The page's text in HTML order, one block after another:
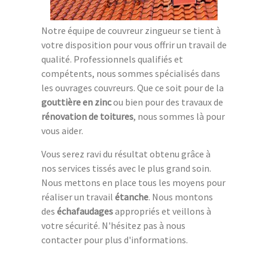
Notre équipe de couvreur zingueur se tient à
votre disposition pour vous offrir un travail de
qualité. Professionnels qualifiés et
compétents, nous sommes spécialisés dans
les ouvrages couvreurs. Que ce soit pour de la
gouttière en zincou bien pour des travaux de
rénovation de toitures, nous sommes là pour
vous aider.
Vous serez ravi du résultat obtenu grâce à
nos services tissés avec le plus grand soin.
Nous mettons en place tous les moyens pour
réaliser un travail étanche. Nous montons
des échafaudagesappropriés et veillons à
votre sécurité. N'hésitez pas à nous
contacter pour plus d'informations.